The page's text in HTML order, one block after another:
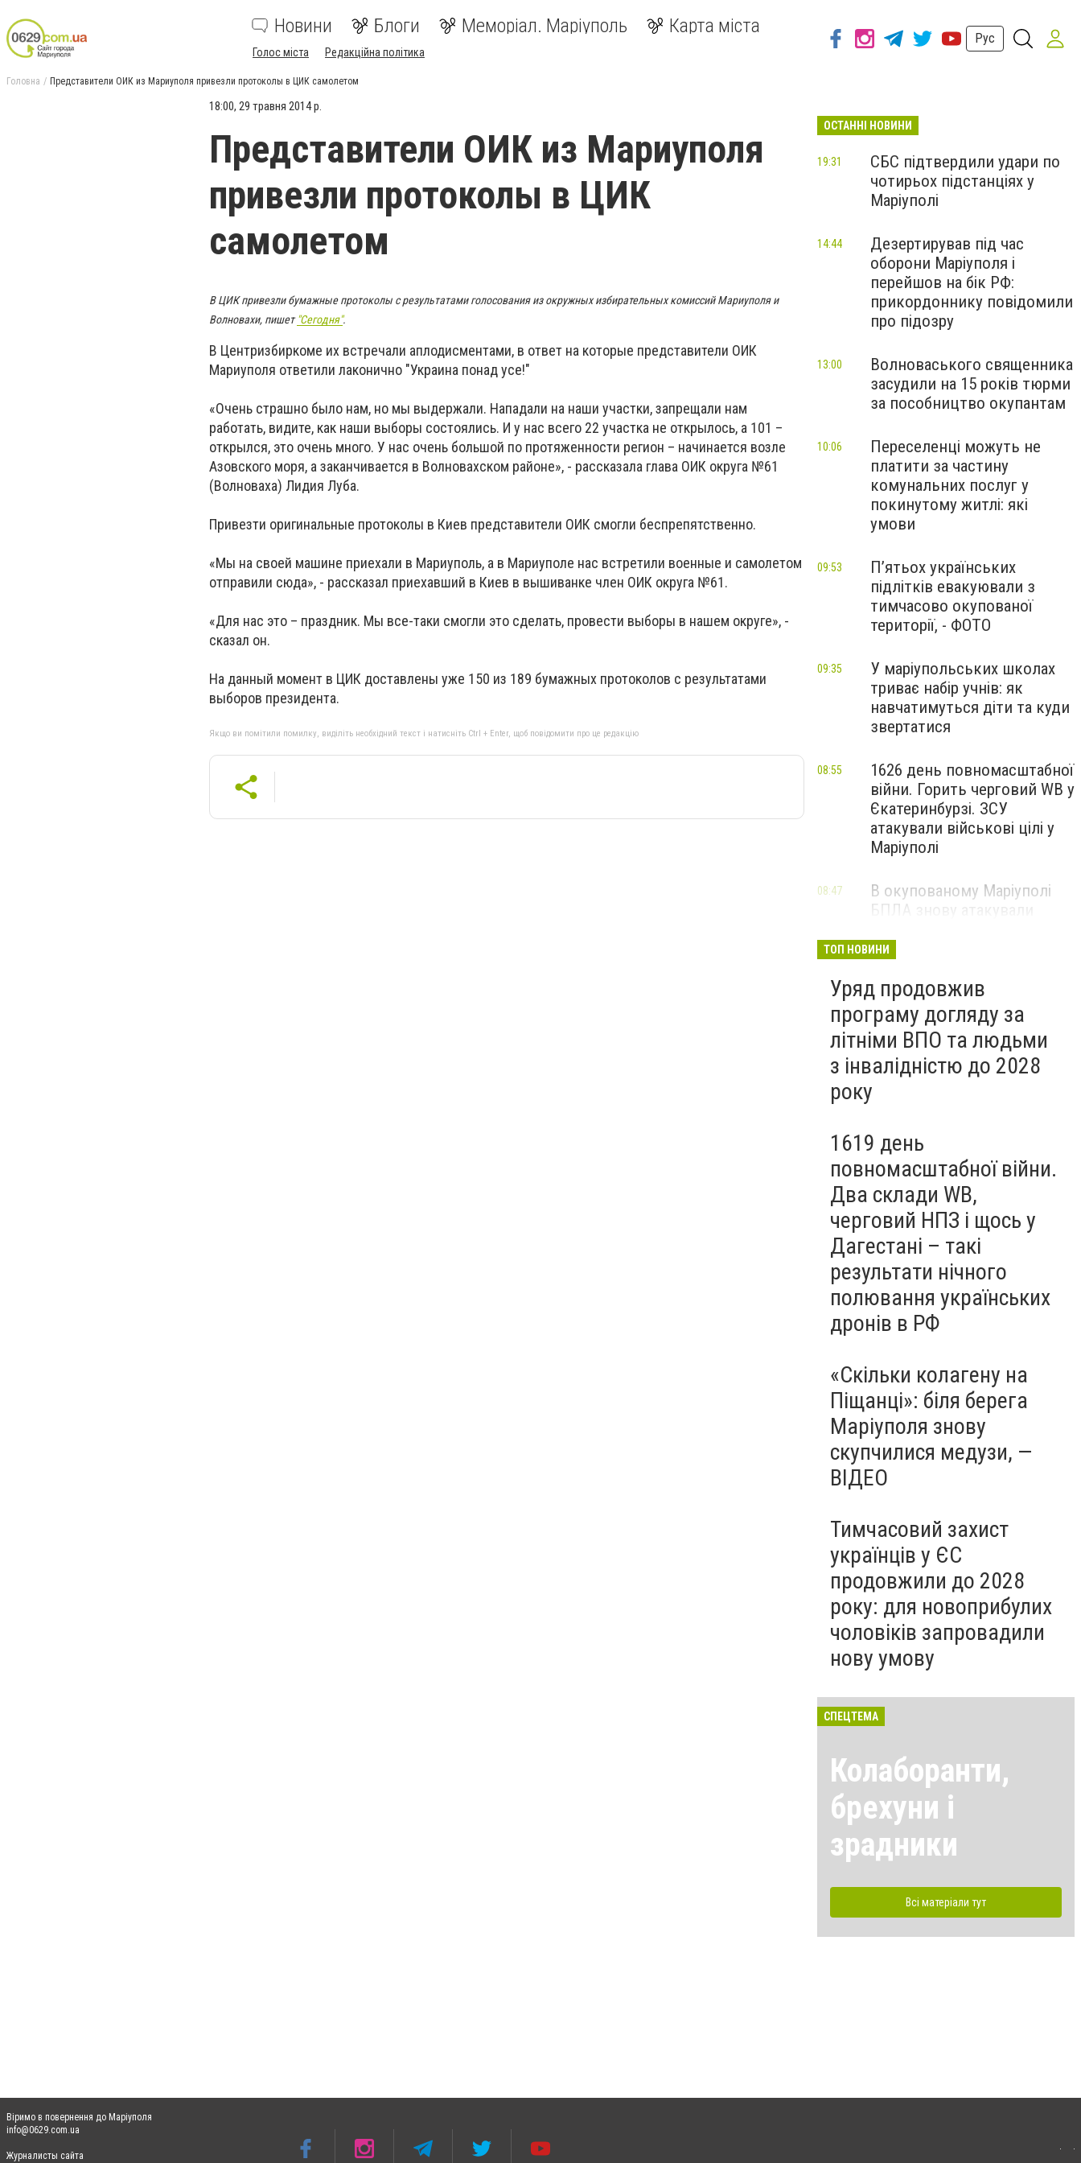
Новини Блоги Меморіал. Маріуполь Карта міста
Голос міста Редакційна політика
Рус
Головна Представители ОИК из Мариуполя привезли протоколы в ЦИК самолетом
18:00, 29 травня 2014 р.
Представители ОИК из Мариуполя
привезли протоколы в ЦИК
самолетом
В ЦИК привезли бумажные протоколы с результатами голосования из окружных избирательных комиссий Мариуполя и
Волновахи, пишет"Сегодня".
В Центризбиркоме их встречали аплодисментами, в ответ на которые представители ОИК
Мариуполя ответили лаконично "Украина понад усе!"
«Очень страшно было нам, но мы выдержали. Нападали на наши участки, запрещали нам
работать, видите, как наши выборы состоялись. И у нас всего 22 участка не открылось, а 101 –
открылся, это очень много. У нас очень большой по протяженности регион – начинается возле
Азовского моря, а заканчивается в Волновахском районе», - рассказала глава ОИК округа №61
(Волноваха) Лидия Луба.
Привезти оригинальные протоколы в Киев представители ОИК смогли беспрепятственно.
«Мы на своей машине приехали в Мариуполь, а в Мариуполе нас встретили военные и самолетом
отправили сюда», - рассказал приехавший в Киев в вышиванке член ОИК округа №61.
«Для нас это – праздник. Мы все-таки смогли это сделать, провести выборы в нашем округе», -
сказал он.
На данный момент в ЦИК доставлены уже 150 из 189 бумажных протоколов с результатами
выборов президента.
Якщо ви помітили помилку, виділіть необхідний текст і натисніть Ctrl + Enter, щоб повідомити про це редакцію
ОСТАННІ НОВИНИ
СБС підтвердили удари по
чотирьох підстанціях у
Маріуполі
19:31
Дезертирував під час
оборони Маріуполя і
перейшов на бік РФ:
прикордоннику повідомили
про підозру
14:44
Волноваського священника
засудили на 15 років тюрми
за пособництво окупантам
13:00
Переселенці можуть не
платити за частину
комунальних послуг у
покинутому житлі: які
умови
10:06
П’ятьох українських
підлітків евакуювали з
тимчасово окупованої
території, - ФОТО
09:53
У маріупольських школах
триває набір учнів: як
навчатимуться діти та куди
звертатися
09:35
1626 день повномасштабної
війни. Горить черговий WB у
Єкатеринбурзі. ЗСУ
атакували військові цілі у
Маріуполі
08:55
В окупованому Маріуполі
БПЛА знову атакували
— ВІДЕО
08:47
ТОП НОВИНИ
Уряд продовжив
програму догляду за
літніми ВПО та людьми
з інвалідністю до 2028
року
1619 день
повномасштабної війни.
Два склади WB,
черговий НПЗ і щось у
Дагестані – такі
результати нічного
полювання українських
дронів в РФ
«Скільки колагену на
Піщанці»: біля берега
Маріуполя знову
скупчилися медузи, —
ВІДЕО
Тимчасовий захист
українців у ЄС
продовжили до 2028
року: для новоприбулих
чоловіків запровадили
нову умову
СПЕЦТЕМА
Колаборанти,
брехуни і
зрадники
Всі матеріали тут
Віримо в повернення до Маріуполя
info@0629.com.ua
Журналисты сайта